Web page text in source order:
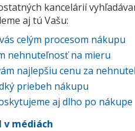
kancelárií
aj tú Vašu:
celým procesom nákupu
nehnuteľnosť na mieru
najlepšiu cenu za
priebeh nákupu
aj dlho po nákupe
v médiách